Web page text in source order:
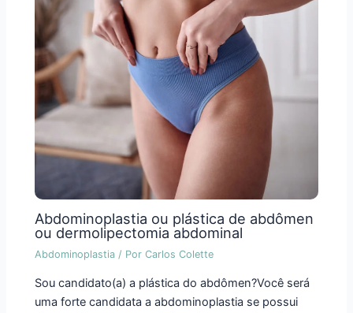
Abdominoplastia ou plástica de abdômen
ou dermolipectomia abdominal
Abdominoplastia / PorCarlos Colette
Sou candidato(a) a plástica do abdômen?Você será
uma forte candidata a abdominoplastia se possui